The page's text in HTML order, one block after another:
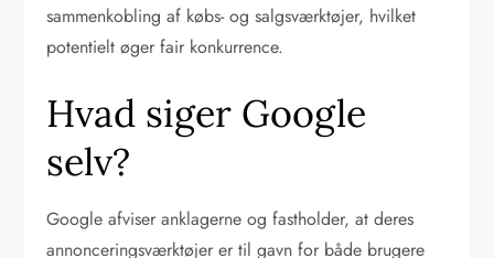
sammenkobling af købs- og salgsværktøjer, hvilket
potentielt øger fair konkurrence.
Hvad siger Google
selv?
Google afviser anklagerne og fastholder, at deres
annonceringsværktøjer er til gavn for både brugere